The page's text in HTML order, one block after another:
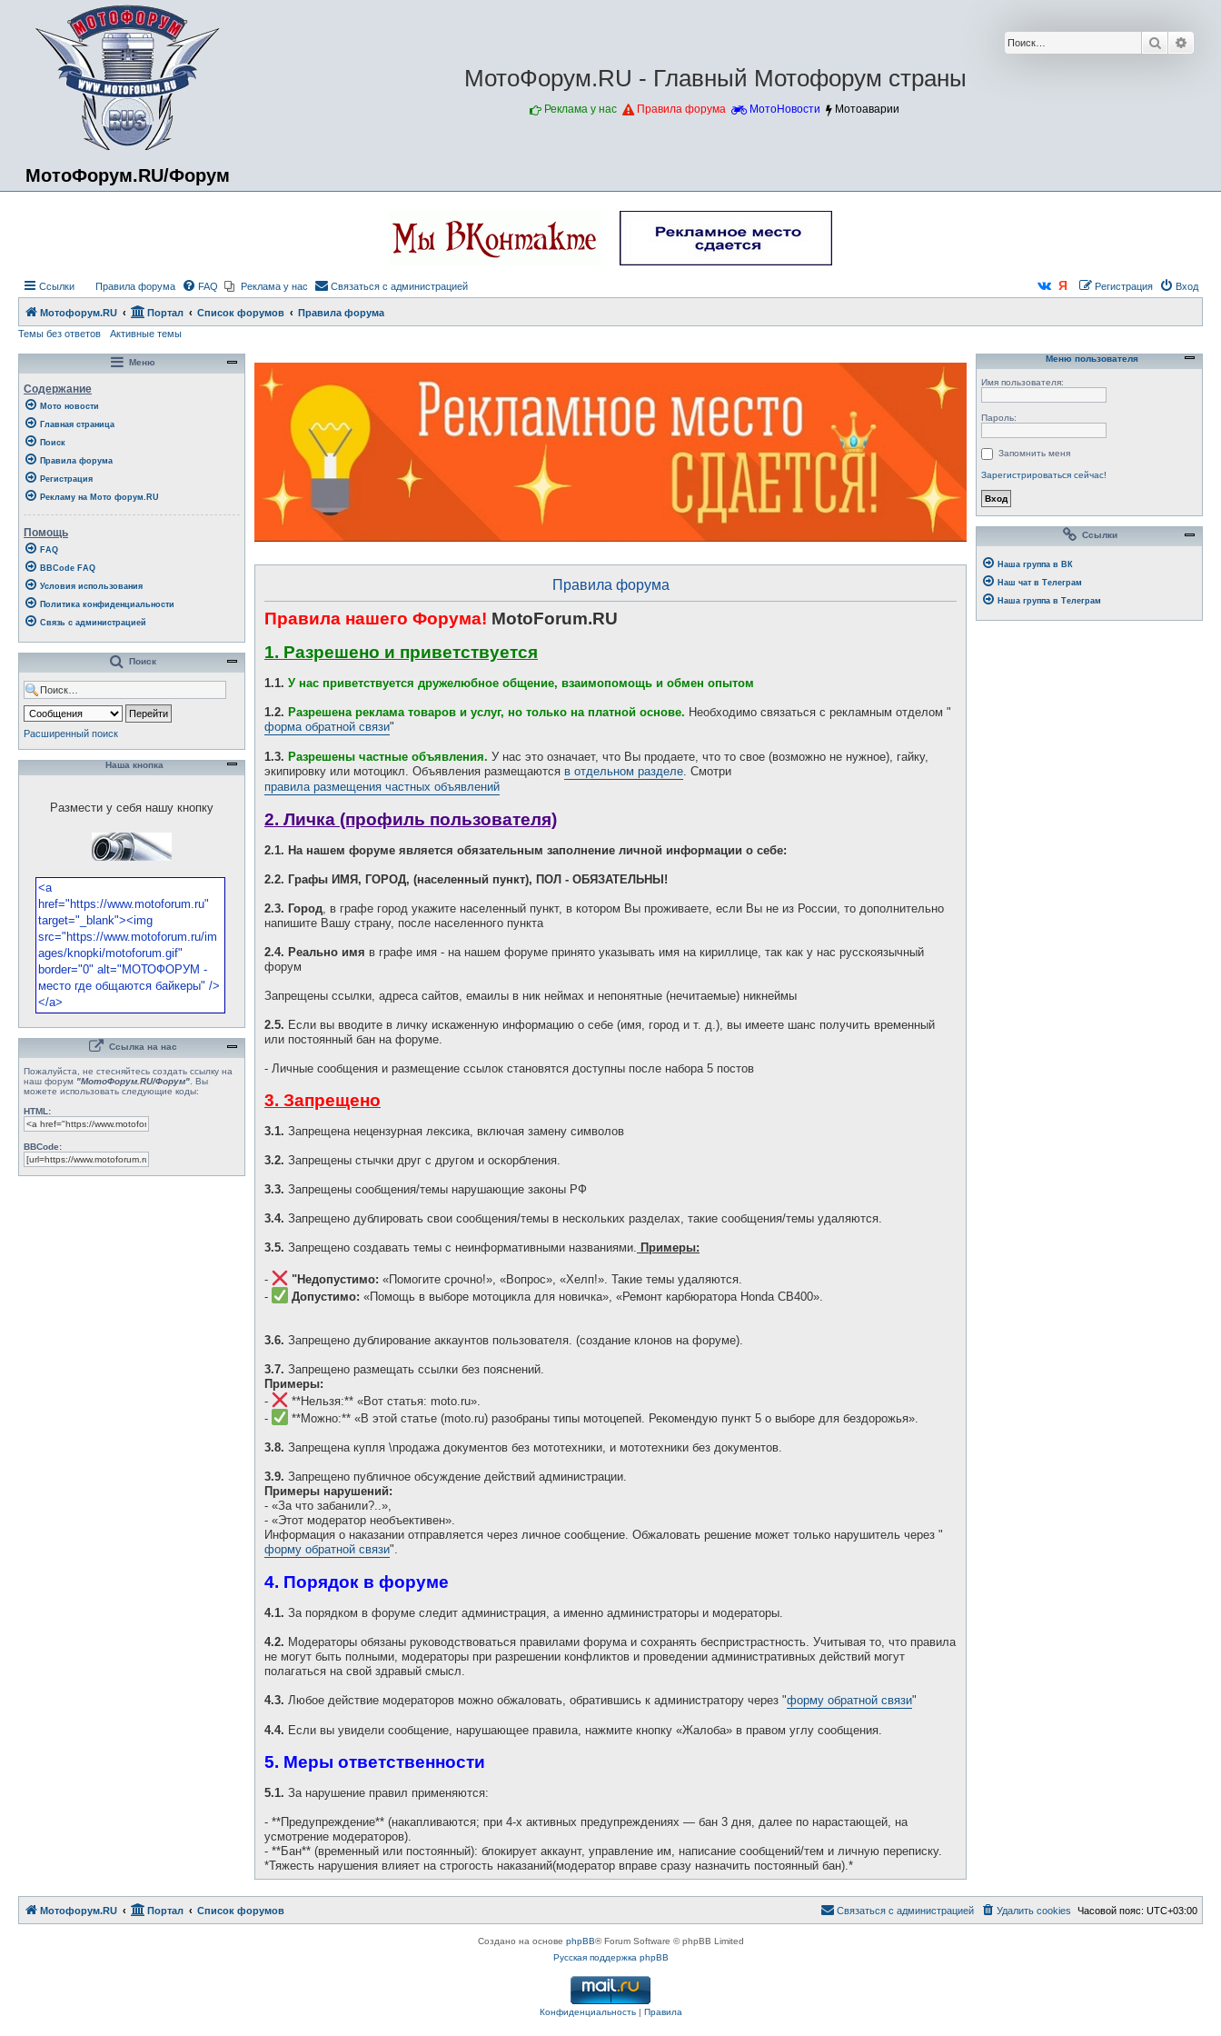
МотоФорум.RU/Форум
Поиск
МотоФорум.RU - Главный Мотофорум страны
Реклама у нас Правила форума МотоНовости Мотоаварии
Ссылки Правила форума FAQ Реклама у нас Связаться с администрацией Вход
Регистрация
Мотофорум.RU Портал Список форумов
Правила форума
Темы без ответов
Активные темы
Правила форума
Правила нашего Форума! MotoForum.RU
1. Разрешено и приветствуется
1.1. У нас приветствуется дружелюбное общение, взаимопомощь и обмен опытом
1.2. Разрешена реклама товаров и услуг, но только на платной основе. Необходимо связаться с рекламным отделом "
форма обратной связи"
1.3. Разрешены частные объявления. У нас это означает, что Вы продаете, что то свое (возможно не нужное), гайку,
экипировку или мотоцикл. Объявления размещаются в отдельном разделе. Смотри
правила размещения частных объявлений
2. Личка (профиль пользователя)
2.1. На нашем форуме является обязательным заполнение личной информации о себе:
2.2. Графы ИМЯ, ГОРОД, (населенный пункт), ПОЛ - ОБЯЗАТЕЛЬНЫ!
2.3. Город, в графе город укажите населенный пункт, в котором Вы проживаете, если Вы не из России, то дополнительно
напишите Вашу страну, после населенного пункта
2.4. Реально имя в графе имя - на нашем форуме принято указывать имя на кириллице, так как у нас русскоязычный
форум
Запрещены ссылки, адреса сайтов, емаилы в ник неймах и непонятные (нечитаемые) никнеймы
2.5. Если вы вводите в личку искаженную информацию о себе (имя, город и т. д.), вы имеете шанс получить временный
или постоянный бан на форуме.
- Личные сообщения и размещение ссылок становятся доступны после набора 5 постов
3. Запрещено
3.1. Запрещена нецензурная лексика, включая замену символов
3.2. Запрещены стычки друг с другом и оскорбления.
3.3. Запрещены сообщения/темы нарушающие законы РФ
3.4. Запрещено дублировать свои сообщения/темы в нескольких разделах, такие сообщения/темы удаляются.
3.5. Запрещено создавать темы с неинформативными названиями. Примеры:
- "Недопустимо: «Помогите срочно!», «Вопрос», «Хелп!». Такие темы удаляются.
-
Допустимо: «Помощь в выборе мотоцикла для новичка», «Ремонт карбюратора Honda CB400».
3.6. Запрещено дублирование аккаунтов пользователя. (создание клонов на форуме).
3.7. Запрещено размещать ссылки без пояснений.
Примеры:
-
**Нельзя:** «Вот статья: moto.ru».
-
**Можно:** «В этой статье (moto.ru) разобраны типы мотоцепей. Рекомендую пункт 5 о выборе для бездорожья».
3.8. Запрещена купля \продажа документов без мототехники, и мототехники без документов.
3.9. Запрещено публичное обсуждение действий администрации.
Примеры нарушений:
- «За что забанили?..»,
- «Этот модератор необъективен».
Информация о наказании отправляется через личное сообщение. Обжаловать решение может только нарушитель через "
форму обратной связи".
4. Порядок в форуме
4.1. За порядком в форуме следит администрация, а именно администраторы и модераторы.
4.2. Модераторы обязаны руководствоваться правилами форума и сохранять беспристрастность. Учитывая то, что правила
не могут быть полными, модераторы при разрешении конфликтов и проведении административных действий могут
полагаться на свой здравый смысл.
4.3. Любое действие модераторов можно обжаловать, обратившись к администратору через "форму обратной связи"
4.4. Если вы увидели сообщение, нарушающее правила, нажмите кнопку «Жалоба» в правом углу сообщения.
5. Меры ответственности
5.1. За нарушение правил применяются:
- **Предупреждение** (накапливаются; при 4-х активных предупреждениях — бан 3 дня, далее по нарастающей, на
усмотрение модераторов).
- **Бан** (временный или постоянный): блокирует аккаунт, управление им, написание сообщений/тем и личную переписку.
*Тяжесть нарушения влияет на строгость наказаний(модератор вправе сразу назначить постоянный бан).*
Меню
Содержание
Мото новости
Главная страница
Поиск
Правила форума
Регистрация
Рекламу на Мото форум.RU
Помощь
FAQ
BBCode FAQ
Условия использования
Политика конфиденциальности
Связь с администрацией
Поиск
Расширенный поиск
Наша кнопка
Размести у себя нашу кнопку
Ссылка на нас
Пожалуйста, не стесняйтесь создать ссылку на
наш форум "МотоФорум.RU/Форум" . Вы
можете использовать следующие коды:
HTML:
BBCode:
Меню пользователя
Имя пользователя:
Пароль:
Запомнить меня
Зарегистрироваться сейчас!
Ссылки
Наша группа в ВК
Наш чат в Телеграм
Наша группа в Телеграм
Мотофорум.RU Портал Список форумов Часовой пояс: UTC+03:00
Удалить cookies
Связаться с администрацией
Создано на основе phpBB® Forum Software © phpBB Limited
Русская поддержка phpBB
Конфиденциальность| Правила